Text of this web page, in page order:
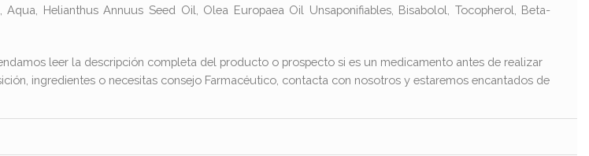
Aqua, Helianthus Annuus Seed Oil, Olea Europaea Oil Unsaponifiables, Bisabolol, Tocopherol, Beta-
leer la descripción completa del producto o prospecto si es un medicamento antes de realizar
ingredientes o necesitas consejo Farmacéutico, contacta con nosotros y estaremos encantados de